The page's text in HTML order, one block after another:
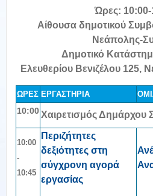
Ώρες: 10:00-
Αίθουσα δημοτικού
Νεάπολης-
Δημοτικό
Ελευθερίου Βενιζέλου 125,
ΩΡΕΣ ΕΡΓΑΣΤΗΡΙΑ
10:00Χαιρετισμός Δημάρχου
10:00
-
10:45
Περιζήτητες
δεξιότητες στη
σύγχρονη αγορά
εργασίας